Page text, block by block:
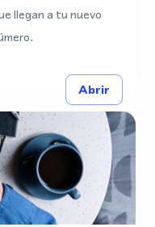
llegan a tu nuevo
Abrir